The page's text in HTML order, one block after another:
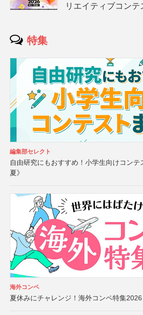
リエイティブコン
特集
編集部セレクト
自由研究にもおすすめ！小学生向けコンテ
夏》
海外コンペ
夏休みにチャレンジ！海外コンペ特集2026